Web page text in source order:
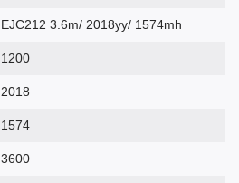
EJC212 3.6m/ 2018yy/ 1574mh
1200
2018
1574
3600